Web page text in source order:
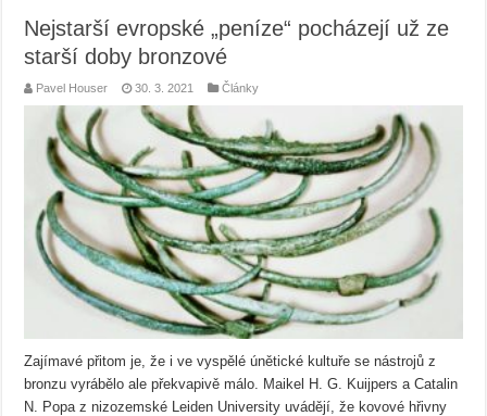
Nejstarší evropské „peníze“ pocházejí už ze
starší doby bronzové
Pavel Houser 30. 3. 2021 Články
Zajímavé přitom je, že i ve vyspělé únětické kultuře se nástrojů z
bronzu vyrábělo ale překvapivě málo. Maikel H. G. Kuijpers a Catalin
N. Popa z nizozemské Leiden University uvádějí, že kovové hřivny